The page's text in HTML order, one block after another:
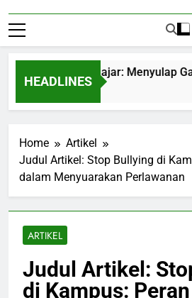
HEADLINES
Pelajar: Menyulap
Ago
Home
Artikel
Judul Artikel: Stop Bullying di
dalam Menyuarakan Perlawanan
ARTIKEL
Judul Artikel:
di Kampus: